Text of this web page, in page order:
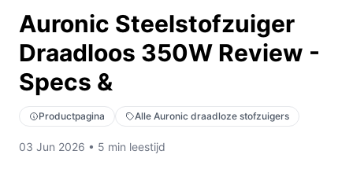
Auronic Steelstofzuiger
Draadloos 350W Review -
Specs &
Productpagina Alle Auronic draadloze stofzuigers
03 Jun 2026 • 5 min leestijd